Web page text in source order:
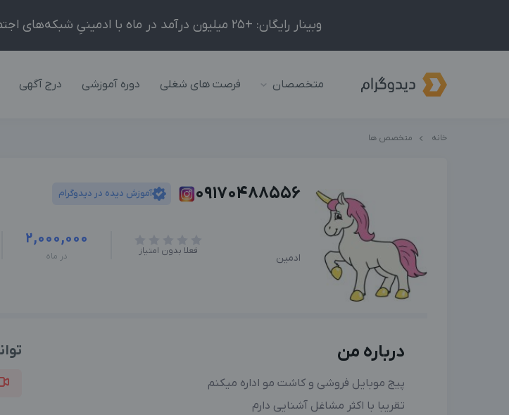
وبینار رایگان: +25 میلیون درآمد در ماه با ادمینیِ شبکه‌های اجتماعی داخلی و خارجی!
متخصصان فرصت های شغلی دوره آموزشی درج آگهی
خانه متخصص ها
09170488556 آموزش دیده در دیدوگرام
ادمین
فعلا بدون امتیاز
2,000,000
در ماه
درباره من
پیج موبایل فروشی و کاشت مو اداره میکنم
تقریبا با اکثر مشاغل آشنایی دارم